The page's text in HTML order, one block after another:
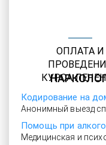
Кодирование на
Анонимный выезд
Помощь при
Медицинская и
ОПЛАТА И
КУРСА